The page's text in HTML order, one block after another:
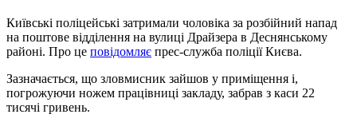
Київські поліцейські затримали чоловіка за розбійний напад
на поштове відділення на вулиці Драйзера в Деснянському
районі. Про це повідомляє прес-служба поліції Києва.
Зазначається, що зловмисник зайшов у приміщення і,
погрожуючи ножем працівниці закладу, забрав з каси 22
тисячі гривень.